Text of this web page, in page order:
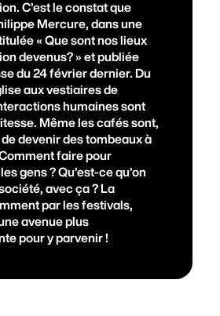
C’est le constat que
Mercure, dans une
« Que sont nos lieux
devenus? » et publiée
du 24 février dernier. Du
aux vestiaires de
humaines sont
Même les cafés sont,
devenir des tombeaux à
faire pour
gens ? Qu’est-ce qu’on
avec ça ? La
par les festivals,
avenue plus
pour y parvenir !